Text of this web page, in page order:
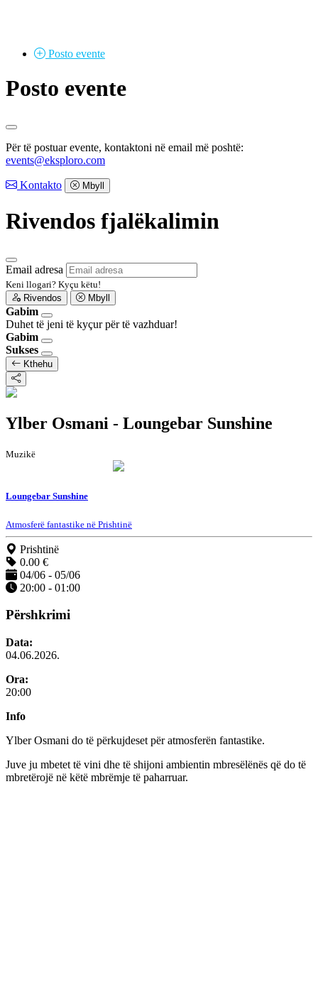
Posto evente
Posto evente
Për të postuar evente, kontaktoni në email më poshtë:
events@eksploro.com
Kontakto Mbyll
Rivendos fjalëkalimin
Email adresa
Keni llogari? Kyçu këtu!
Rivendos
Mbyll
Gabim
Duhet të jeni të kyçur për të vazhduar!
Gabim
Sukses
Kthehu
Ylber Osmani - Loungebar Sunshine
Muzikë
Loungebar Sunshine
Atmosferë fantastike në Prishtinë
Prishtinë
0.00 €
04/06 - 05/06
20:00 - 01:00
Përshkrimi
Data:
04.06.2026.
Ora:
20:00
Info
Ylber Osmani do të përkujdeset për atmosferën fantastike.
Juve ju mbetet të vini dhe të shijoni ambientin mbresëlënës që do të
mbretërojë në këtë mbrëmje të paharruar.